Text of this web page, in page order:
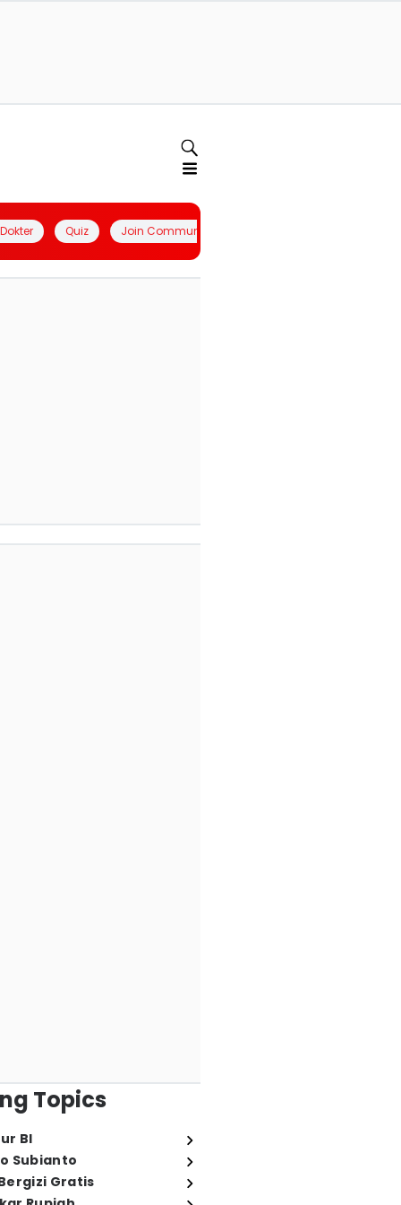
Quiz Join Community
Topics
BI
Subianto
Gratis